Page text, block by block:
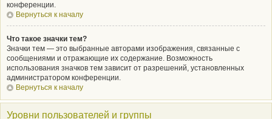
конференции.
Вернуться к началу
Что такое значки тем?
Значки тем — это выбранные авторами изображения, связанные с
сообщениями и отражающие их содержание. Возможность
использования значков тем зависит от разрешений, установленных
администратором конференции.
Вернуться к началу
Уровни пользователей и группы